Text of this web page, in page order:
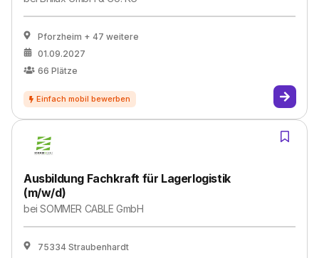
Pforzheim + 47 weitere
01.09.2027
66 Plätze
Ausbildung Fachkraft für Lagerlogistik
(m/w/d)
beiSOMMER CABLE GmbH
75334 Straubenhardt